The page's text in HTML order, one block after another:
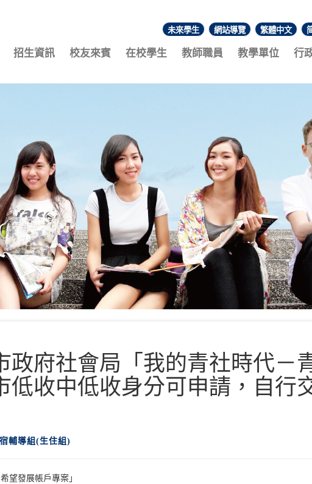
:::
未來學生 網站導覽 繁體中文
招生資訊 校友來賓 在校學生 教師職員 教學單位 行
政府社會局「我的青社時代－
低收中低收身分可申請，自行
輔導組(生住組)
望發展帳戶專案」